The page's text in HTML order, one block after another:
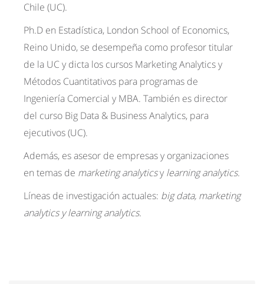
Chile (UC).
Ph.D en Estadística, London School of Economics,
Reino Unido, se desempeña como profesor titular
de la UC y dicta los cursos Marketing Analytics y
Métodos Cuantitativos para programas de
Ingeniería Comercial y MBA. También es director
del curso Big Data & Business Analytics, para
ejecutivos (UC).
Además, es asesor de empresas y organizaciones
en temas de marketing analyticsy learning analytics.
Líneas de investigación actuales: big data, marketing
analytics y learning analytics.